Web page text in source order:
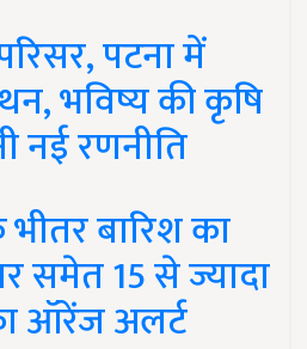
पटना में
भविष्य की कृषि
नई रणनीति
बारिश का
समेत 15 से ज्यादा
ऑरेंज अलर्ट